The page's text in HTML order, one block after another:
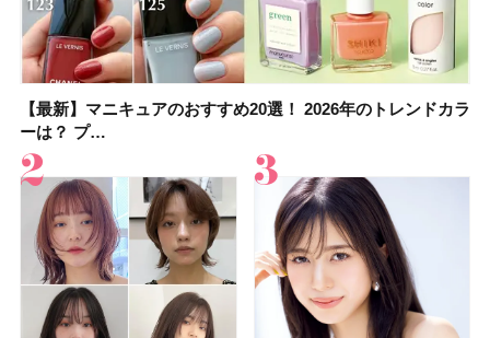
【最新】マニキュアのおすすめ20選！ 2026年のトレンドカラ
ーは？ プ…
大野真理子さんのリピ買い「ブライトニング」14選！ 透明肌
の秘訣を公開
【最新】マニキュアのおすすめ20選！ 2026年のトレンドカラ
ーは？ プ…
【2026夏】「香水・フレグランス」ランキングTOP5！＜美
容マニア・マ…
【おすすめダイエットサプリ８選】食べすぎた日をサポー
ト！選び方＆糖質・脂…
【2026年夏】おすすめのウルフカット10選！ レングス別に人
気のヘアス…
【橋本環奈さんの美容Q&A】顔用コスメで全身ケア！「お尻
や脚も喜んでくれ…
【セザンヌ新色】ブライトカラーシーラーを全色レビュー！
色補正効果をビフォ…